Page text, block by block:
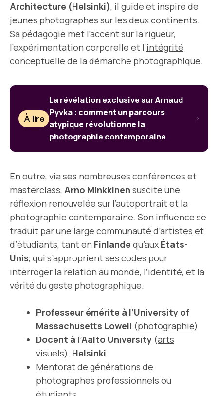
Architecture (Helsinki), il guide et inspire de
jeunes photographes sur les deux continents.
Sa pédagogie met l’accent sur la rigueur,
l’expérimentation corporelle et l’intégrité
conceptuelle de la démarche photographique.
À lire
La révélation exclusive sur Arnaud
Pyvka : comment un parcours
atypique révolutionne la
photographie contemporaine
En outre, via ses nombreuses conférences et
masterclass, Arno Minkkinen suscite une
réflexion renouvelée sur l’autoportrait et la
photographie contemporaine. Son influence se
traduit par une large communauté d’artistes et
d’étudiants, tant en Finlande qu’aux États-
Unis, qui s’approprient ses codes pour
interroger la relation au monde, l’identité, et la
vérité du geste photographique.
Professeur émérite à l’University of
Massachusetts Lowell (photographie)
Docent à l’Aalto University (arts
visuels), Helsinki
Mentorat de générations de
photographes professionnels ou